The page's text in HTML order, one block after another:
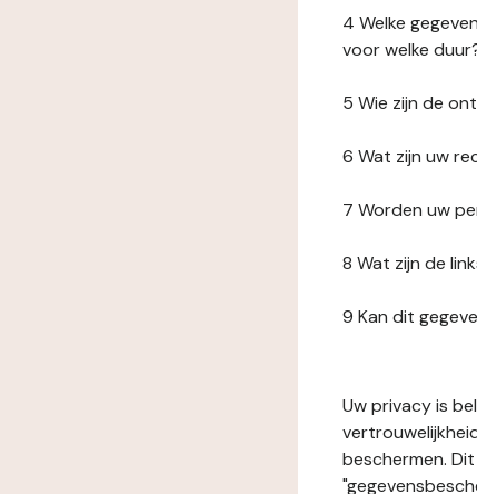
4 Welke
voor welke
5 Wie zijn de
6 Wat zijn uw
7 Worden uw
8 Wat zijn de
9 Kan dit
Uw privacy is
beschermen.